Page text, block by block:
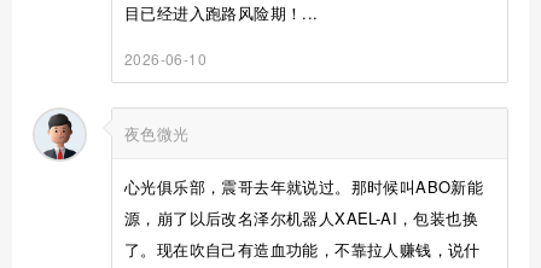
目已经进入跑路风险期！...
2026-06-10
夜色微光
心光俱乐部，震哥去年就说过。那时候叫ABO新能
源，崩了以后改名泽尔机器人XAEL-AI，包装也换
了。现在吹自己有造血功能，不靠拉人赚钱，说什